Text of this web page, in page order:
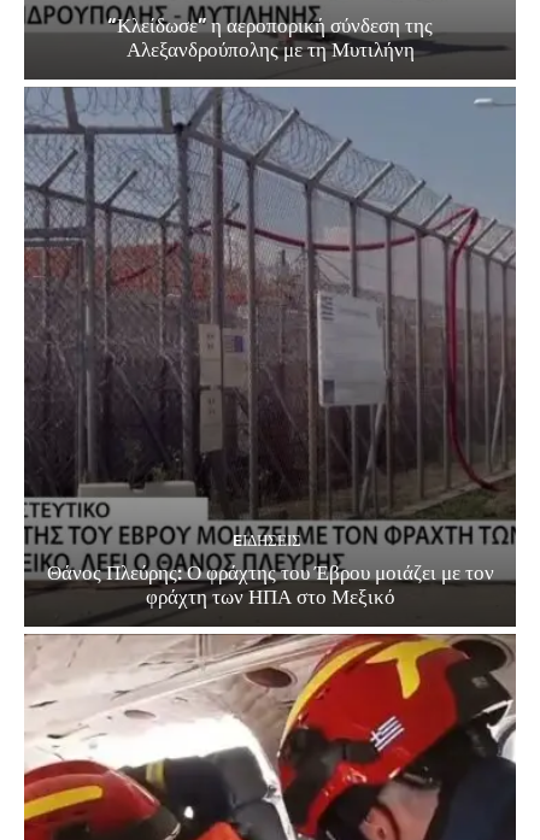
“Κλείδωσε” η αεροπορική σύνδεση της
Αλεξανδρούπολης με τη Μυτιλήνη
EΙΔΗΣΕΙΣ
Θάνος Πλεύρης: Ο φράχτης του Έβρου μοιάζει με τον
φράχτη των ΗΠΑ στο Μεξικό